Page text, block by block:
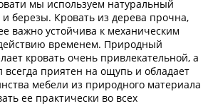
мы используем натуральный
березы. Кровать из дерева прочна,
важно устойчива к механическим
временем. Природный
кровать очень привлекательной, а
приятен на ощупь и обладает
мебели из природного материала
ее практически во всех